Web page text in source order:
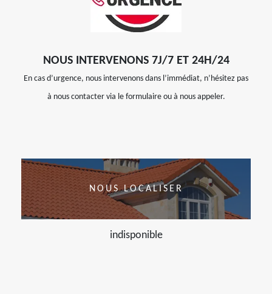
NOUS INTERVENONS 7J/7 ET 24H/24
En cas d’urgence, nous intervenons dans l’immédiat, n’hésitez pas
à nous contacter via le formulaire ou à nous appeler.
NOUS LOCALISER
indisponible